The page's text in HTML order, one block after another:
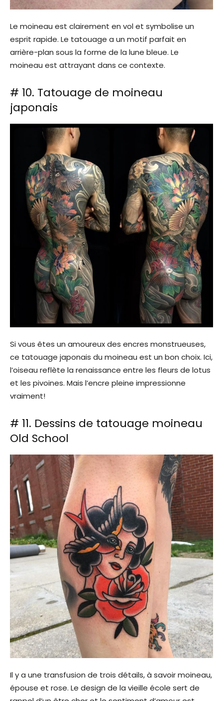
Le moineau est clairement en vol et symbolise un
esprit rapide. Le tatouage a un motif parfait en
arrière-plan sous la forme de la lune bleue. Le
moineau est attrayant dans ce contexte.
# 10. Tatouage de moineau
japonais
Si vous êtes un amoureux des encres monstrueuses,
ce tatouage japonais du moineau est un bon choix. Ici,
l’oiseau reflète la renaissance entre les fleurs de lotus
et les pivoines. Mais l’encre pleine impressionne
vraiment!
# 11. Dessins de tatouage moineau
Old School
Il y a une transfusion de trois détails, à savoir moineau,
épouse et rose. Le design de la vieille école sert de